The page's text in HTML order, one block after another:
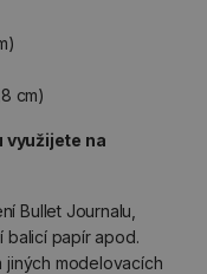
cm)
využijete na
Bullet Journalu,
balicí papír apod.
jiných modelovacích